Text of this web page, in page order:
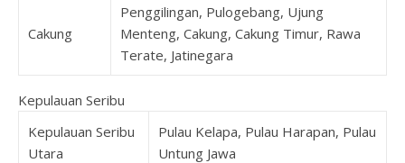
Cakung
Penggilingan, Pulogebang, Ujung
Menteng, Cakung, Cakung Timur, Rawa
Terate, Jatinegara
Kepulauan Seribu
Kepulauan Seribu
Utara
Pulau Kelapa, Pulau Harapan, Pulau
Untung Jawa